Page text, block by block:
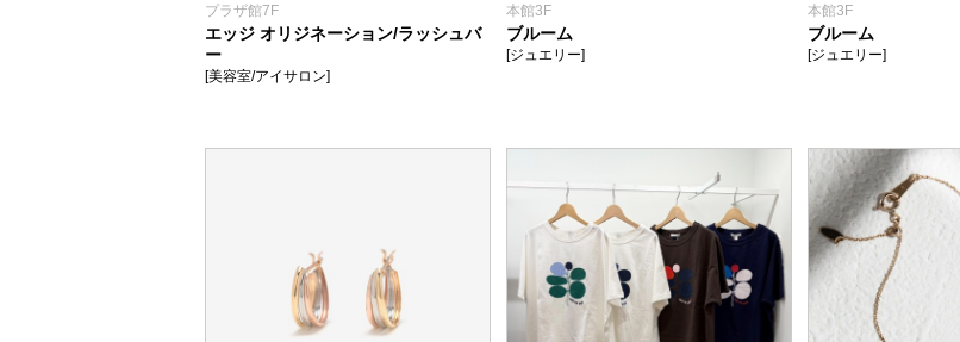
プラザ館7F
エッジ オリジネーション/ラッシュバ
ー
[美容室/アイサロン]
本館3F
ブルーム
[ジュエリー]
本館3F
ブルーム
[ジュエリー]